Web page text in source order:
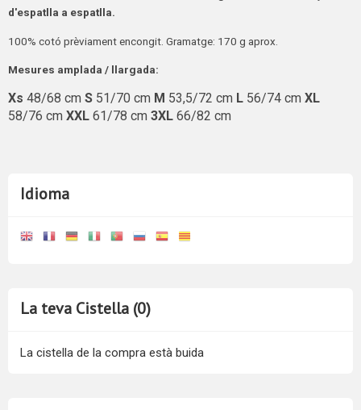
Idioma
La teva Cistella (0)
La cistella de la compra està buida
d'espatlla a espatlla.
100% cotó prèviament encongit. Gramatge: 170 g aprox.
Mesures amplada / llargada:
Xs 48/68 cm S 51/70 cm M 53,5/72 cm L 56/74 cm XL
58/76 cm XXL 61/78 cm 3XL 66/82 cm